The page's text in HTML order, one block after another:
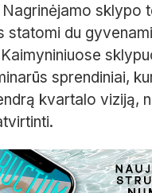
sklypo
statomi du
sprendiniai,
kvartalo viziją,